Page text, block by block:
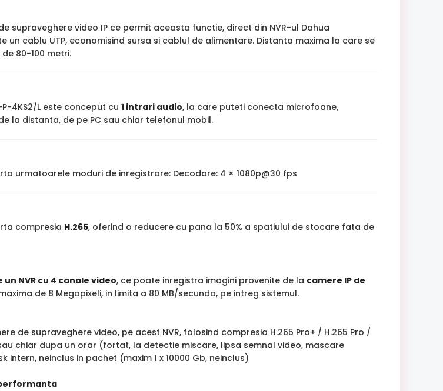
supraveghere video IP ce permit aceasta functie, direct din NVR-ul Dahua
un cablu UTP, economisind sursa si cablul de alimentare. Distanta maxima la care se
80-100 metri.
4KS2/L este conceput cu 1 intrari audio, la care puteti conecta microfoane,
la distanta, de pe PC sau chiar telefonul mobil.
urmatoarele moduri de inregistrare: Decodare: 4 × 1080p@30 fps
compresia H.265, oferind o reducere cu pana la 50% a spatiului de stocare fata de
un NVR cu 4 canale video, ce poate inregistra imagini provenite de la camere IP de
de 8 Megapixeli, in limita a 80 MB/secunda, pe intreg sistemul.
de supraveghere video, pe acest NVR, folosind compresia H.265 Pro+ / H.265 Pro /
chiar dupa un orar (fortat, la detectie miscare, lipsa semnal video, mascare
intern, neinclus in pachet (maxim 1 x 10000 Gb, neinclus)